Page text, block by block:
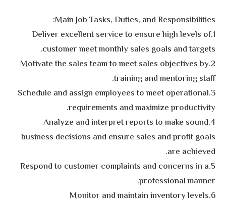
Main Job Tasks, Duties, and Responsibilities:
1.Deliver excellent service to ensure high levels of
customer meet monthly sales goals and targets.
2.Motivate the sales team to meet sales objectives by
training and mentoring staff.
3.Schedule and assign employees to meet operational
requirements and maximize productivity.
4.Analyze and interpret reports to make sound
business decisions and ensure sales and profit goals
are achieved.
5.Respond to customer complaints and concerns in a
professional manner.
6.Monitor and maintain inventory levels